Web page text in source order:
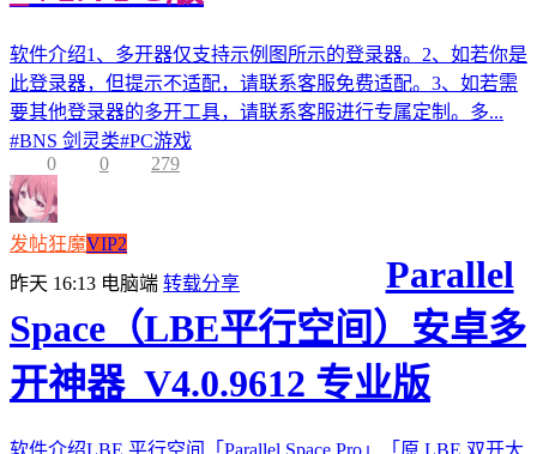
软件介绍1、多开器仅支持示例图所示的登录器。2、如若你是
此登录器，但提示不适配，请联系客服免费适配。3、如若需
要其他登录器的多开工具，请联系客服进行专属定制。多...
#BNS 剑灵类#PC游戏
0
0 279
发帖狂魔VIP2
昨天 16:13 电脑端 转载分享
Parallel
Space（LBE平行空间）安卓多
开神器_V4.0.9612 专业版
软件介绍LBE 平行空间「Parallel Space Pro」「原 LBE 双开大